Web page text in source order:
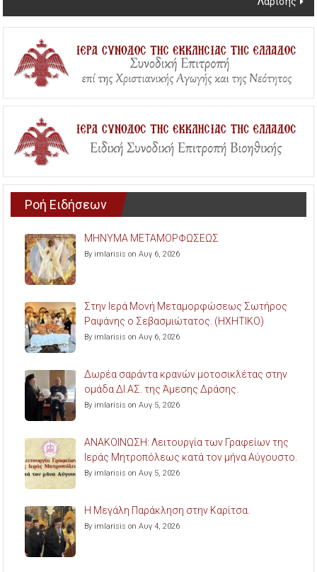
Ροή Ειδήσεων
ΜΗΝΥΜΑ ΜΕΤΑΜΟΡΦΩΣΕΩΣ
By imlarisis on Αυγ 6, 2026
Στην Ιερά Μονή Μεταμορφώσεως Σωτήρος
Ραψάνης ο Σεβασμιώτατος. (ΗΧΗΤΙΚΟ)
By imlarisis on Αυγ 6, 2026
Δωρέα σαράντα κρανών μοτοσικλέτας στην
ομάδα ΔΙ.ΑΣ. της Άμεσης Δράσης.
By imlarisis on Αυγ 5, 2026
ΑΝΑΚΟΙΝΩΣΗ: Λειτουργία των Γραφείων της
Ιεράς Μητροπόλεως κατά τον μήνα Αύγουστο.
By imlarisis on Αυγ 5, 2026
Η Μεγάλη Παράκληση στην Καρίτσα.
By imlarisis on Αυγ 4, 2026